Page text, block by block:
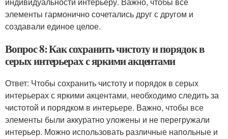
элементы гармонично сочетались друг с другом и
создавали единое целое.
Вопрос 8: Как сохранить чистоту и порядок в
серых интерьерах с яркими акцентами
Ответ: Чтобы сохранить чистоту и порядок в серых
интерьерах с яркими акцентами, необходимо следить за
чистотой и порядком в интерьере. Важно, чтобы все
элементы были аккуратно уложены и не перегружали
интерьер. Можно использовать различные напольные и